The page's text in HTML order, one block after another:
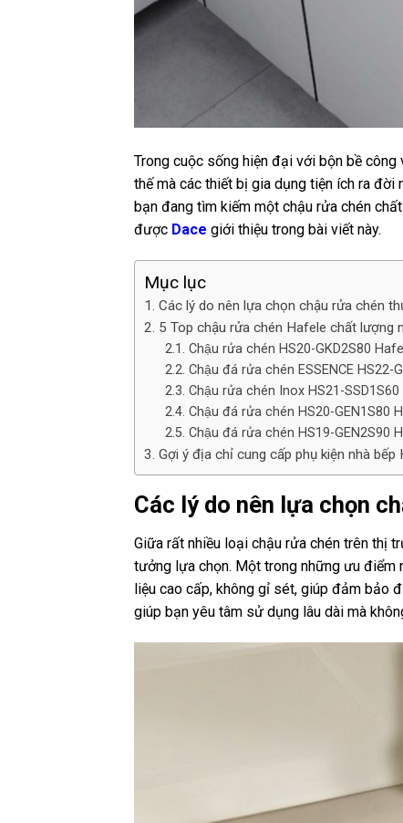
Trong cuộc sống hiện đại với bộn bề
thế mà các thiết bị gia dụng tiện ích ra
bạn đang tìm kiếm một chậu rửa chén
được Dace giới thiệu trong bài viết này.
Mục lục
Các lý do nên lựa chọn chậu rửa chén
5 Top chậu rửa chén Hafele chất lượng
Chậu rửa chén HS20-GKD2S80
Chậu đá rửa chén ESSENCE HS22-
Chậu rửa chén Inox HS21-
Chậu đá rửa chén HS20-GEN1S80
Chậu đá rửa chén HS19-GEN2S90
Gợi ý địa chỉ cung cấp phụ kiện nhà bếp
Các lý do nên lựa chọn
Giữa rất nhiều loại chậu rửa chén trên thị
tưởng lựa chọn. Một trong những ưu
liệu cao cấp, không gỉ sét, giúp đảm bảo
giúp bạn yêu tâm sử dụng lâu dài mà